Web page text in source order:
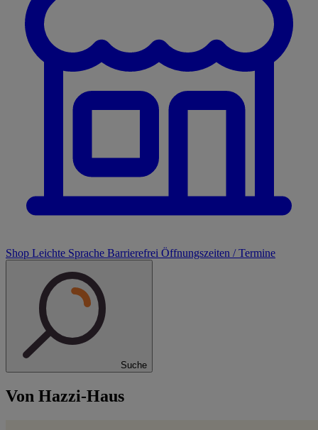
Shop Leichte Sprache Barrierefrei Öffnungszeiten / Termine
Suche
Von Hazzi-Haus